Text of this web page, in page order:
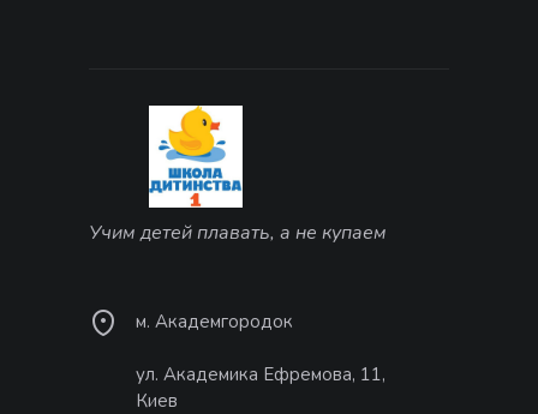
Учим детей плавать, а не купаем
м. Академгородок
ул. Академика Ефремова, 11,
Киев